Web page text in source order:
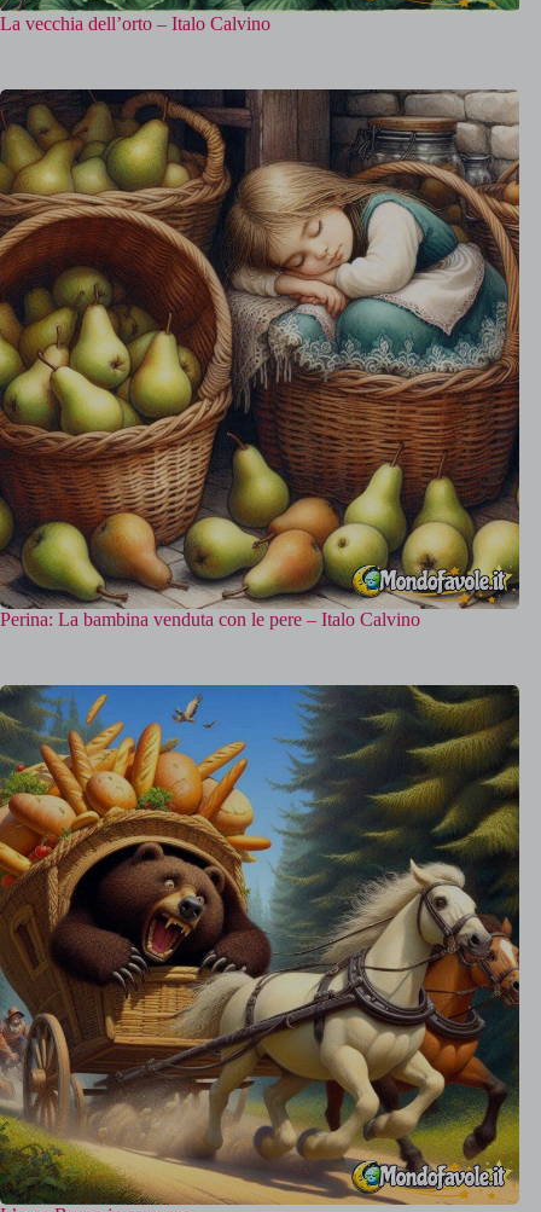
La vecchia dell’orto – Italo Calvino
Perina: La bambina venduta con le pere – Italo Calvino